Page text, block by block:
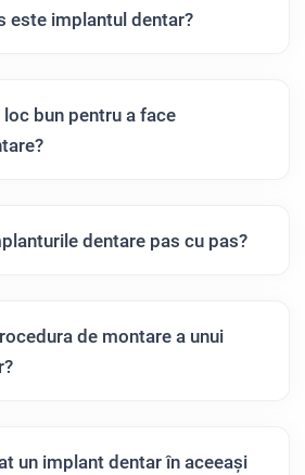
este implantul dentar?
loc bun pentru a face
dentare pas cu pas?
de montare a unui
un implant dentar în aceeași